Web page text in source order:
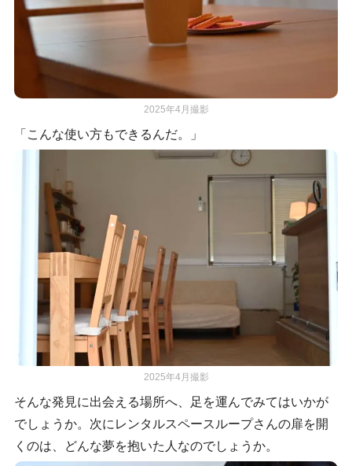
2025年4月撮影
「こんな使い方もできるんだ。」
2025年4月撮影
そんな発見に出会える場所へ、足を運んでみてはいかが
でしょうか。次にレンタルスペースループさんの扉を開
くのは、どんな夢を抱いた人なのでしょうか。